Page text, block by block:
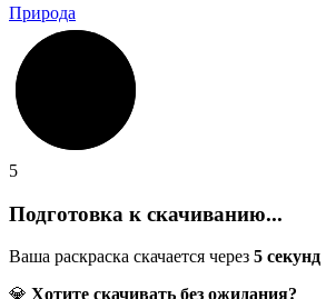
Природа
5
Подготовка к скачиванию...
Ваша раскраска скачается через 5 секунд
💎 Хотите скачивать без ожидания?